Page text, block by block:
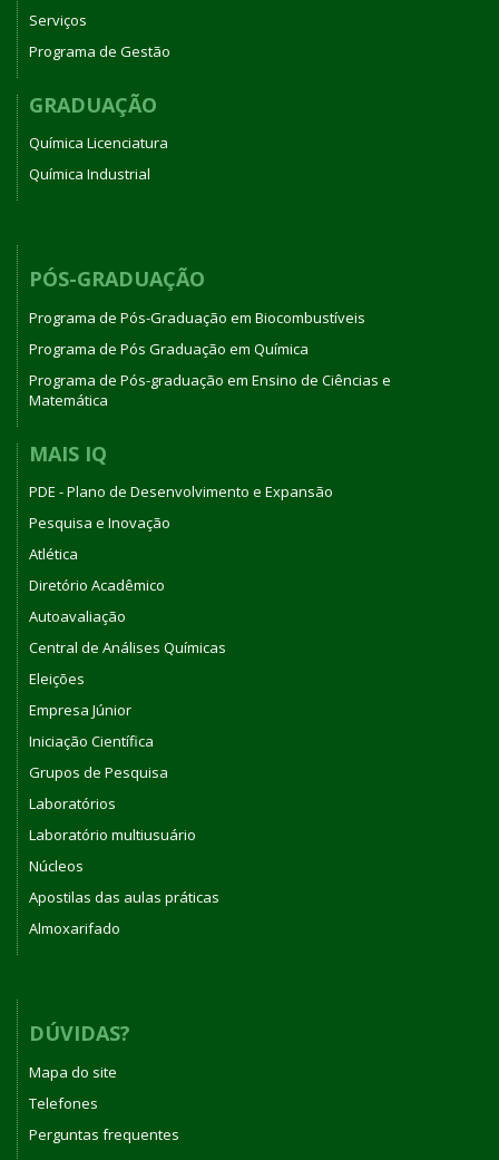
Serviços
Programa de Gestão
GRADUAÇÃO
Química Licenciatura
Química Industrial
PÓS-GRADUAÇÃO
Programa de Pós-Graduação em Biocombustíveis
Programa de Pós Graduação em Química
Programa de Pós-graduação em Ensino de Ciências e
Matemática
MAIS IQ
PDE - Plano de Desenvolvimento e Expansão
Pesquisa e Inovação
Atlética
Diretório Acadêmico
Autoavaliação
Central de Análises Químicas
Eleições
Empresa Júnior
Iniciação Científica
Grupos de Pesquisa
Laboratórios
Laboratório multiusuário
Núcleos
Apostilas das aulas práticas
Almoxarifado
DÚVIDAS?
Mapa do site
Telefones
Perguntas frequentes